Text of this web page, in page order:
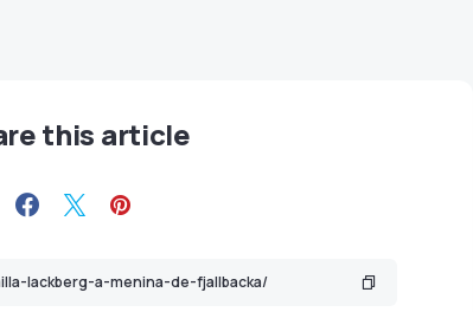
this article